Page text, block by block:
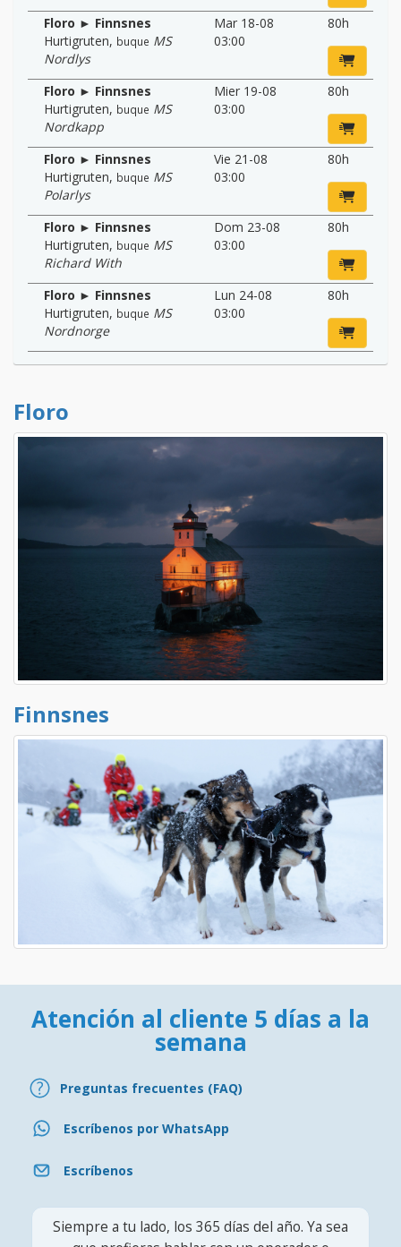
Floro ► Finnsnes
Hurtigruten, buque MS
Nordlys
Mar 18-08
03:00
80h
Floro ► Finnsnes
Hurtigruten, buque MS
Nordkapp
Mier 19-08
03:00
80h
Floro ► Finnsnes
Hurtigruten, buque MS
Polarlys
Vie 21-08
03:00
80h
Floro ► Finnsnes
Hurtigruten, buque MS
Richard With
Dom 23-08
03:00
80h
Floro ► Finnsnes
Hurtigruten, buque MS
Nordnorge
Lun 24-08
03:00
80h
Floro
Finnsnes
Atención al cliente 5 días a la
semana
Preguntas frecuentes (FAQ)
Escríbenos por WhatsApp
Escríbenos
Siempre a tu lado, los 365 días del año. Ya sea